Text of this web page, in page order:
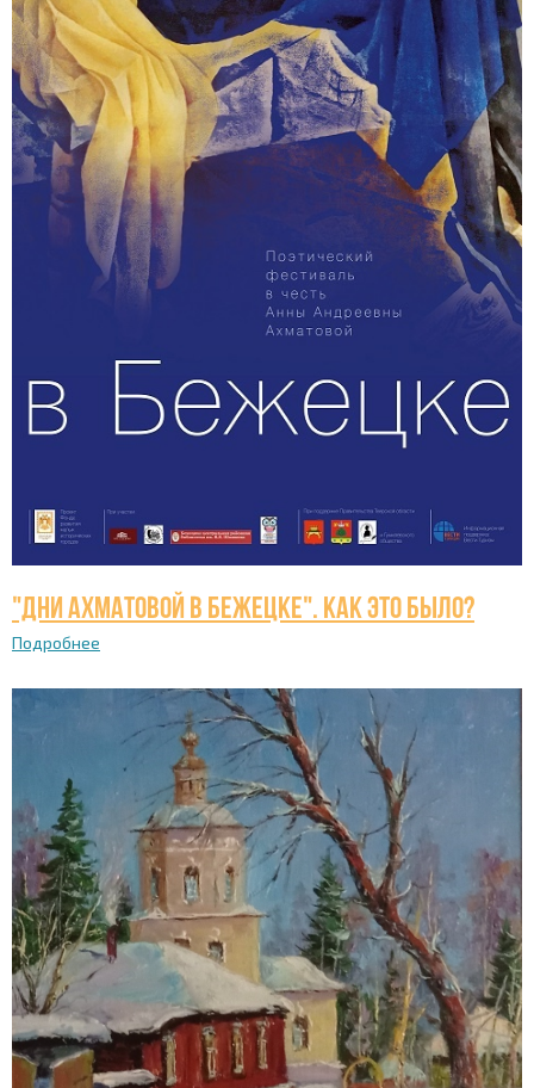
"Дни Ахматовой в Бежецке". Как это было?
Подробнее